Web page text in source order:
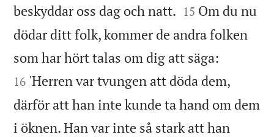
beskyddar oss dag och natt. 

15 Om du nu
dödar ditt folk, kommer de andra folken
som har hört talas om dig att säga:
16 'Herren var tvungen att döda dem,
därför att han inte kunde ta hand om dem
i öknen. Han var inte så stark att han